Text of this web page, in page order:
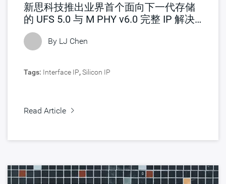
新思科技推出业界首个面向下一代存储
的 UFS 5.0 与 M PHY v6.0 完整 IP 解决
方案
By LJ Chen
Tags: Interface IP,Silicon IP
Read Article